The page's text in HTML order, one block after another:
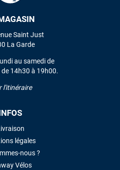
Saint Just
La Garde
au samedi de
14h30 à 19h00.
l'itinéraire
légales
nous ?
Vélos
LES AVIS
UN AVIS